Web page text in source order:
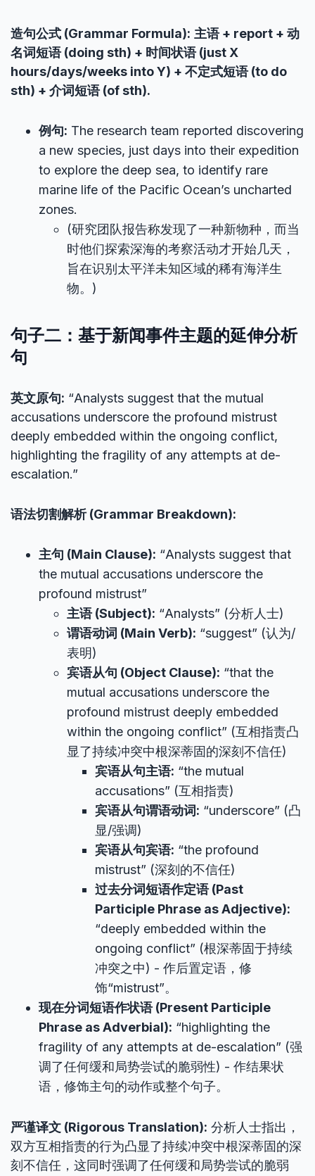
造句公式 (Grammar Formula): 主语 + report + 动
名词短语 (doing sth) + 时间状语 (just X
hours/days/weeks into Y) + 不定式短语 (to do
sth) + 介词短语 (of sth).
例句: The research team reported discovering
a new species, just days into their expedition
to explore the deep sea, to identify rare
marine life of the Pacific Ocean’s uncharted
zones.
(研究团队报告称发现了一种新物种，而当
时他们探索深海的考察活动才开始几天，
旨在识别太平洋未知区域的稀有海洋生
物。)
句子二：基于新闻事件主题的延伸分析
句
英文原句: “Analysts suggest that the mutual
accusations underscore the profound mistrust
deeply embedded within the ongoing conflict,
highlighting the fragility of any attempts at de-
escalation.”
语法切割解析 (Grammar Breakdown):
主句 (Main Clause): “Analysts suggest that
the mutual accusations underscore the
profound mistrust”
主语 (Subject): “Analysts” (分析人士)
谓语动词 (Main Verb): “suggest” (认为/
表明)
宾语从句 (Object Clause): “that the
mutual accusations underscore the
profound mistrust deeply embedded
within the ongoing conflict” (互相指责凸
显了持续冲突中根深蒂固的深刻不信任)
宾语从句主语: “the mutual
accusations” (互相指责)
宾语从句谓语动词: “underscore” (凸
显/强调)
宾语从句宾语: “the profound
mistrust” (深刻的不信任)
过去分词短语作定语 (Past
Participle Phrase as Adjective):
“deeply embedded within the
ongoing conflict” (根深蒂固于持续
冲突之中) - 作后置定语，修
饰“mistrust”。
现在分词短语作状语 (Present Participle
Phrase as Adverbial): “highlighting the
fragility of any attempts at de-escalation” (强
调了任何缓和局势尝试的脆弱性) - 作结果状
语，修饰主句的动作或整个句子。
严谨译文 (Rigorous Translation): 分析人士指出，
双方互相指责的行为凸显了持续冲突中根深蒂固的深
刻不信任，这同时强调了任何缓和局势尝试的脆弱